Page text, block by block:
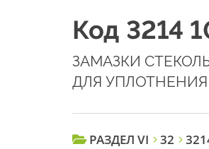
Код 3214
ЗАМАЗКИ
ДЛЯ
РАЗДЕЛ VI 32